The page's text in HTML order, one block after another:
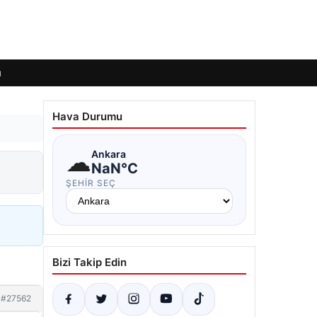
#27562
Hava Durumu
☁Ankara
NaN°C
ŞEHIR SEÇ
Bizi Takip Edin